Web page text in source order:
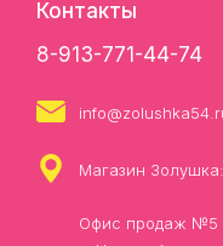
Контакты
8-913-771-44-74
Магазин Золушка:
Офис продаж №5